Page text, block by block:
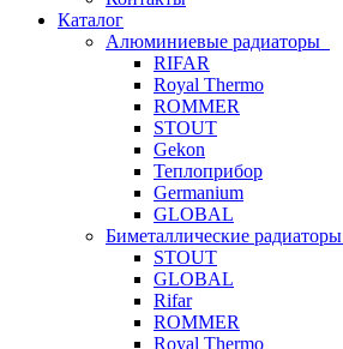
Каталог
Алюминиевые радиаторы
RIFAR
Royal Thermo
ROMMER
STOUT
Gekon
Теплоприбор
Germanium
GLOBAL
Биметаллические радиаторы
STOUT
GLOBAL
Rifar
ROMMER
Royal Thermo